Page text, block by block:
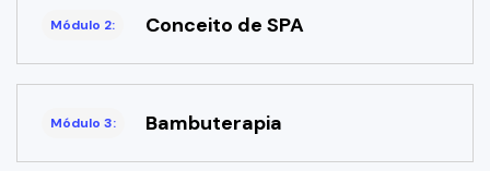
Módulo 2: Conceito de SPA
Módulo 3: Bambuterapia